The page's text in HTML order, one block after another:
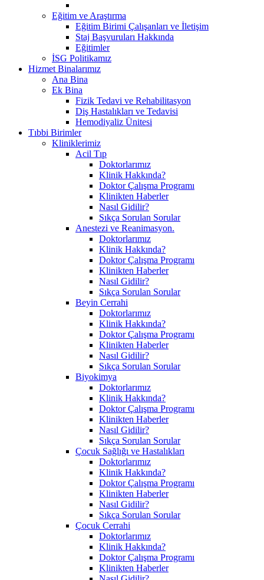
Eğitim ve Araştırma
Eğitim Birimi Çalışanları ve İletişim
Staj Başvuruları Hakkında
Eğitimler
İSG Politikamız
Hizmet Binalarımız
Ana Bina
Ek Bina
Fizik Tedavi ve Rehabilitasyon
Diş Hastalıkları ve Tedavisi
Hemodiyaliz Ünitesi
Tıbbi Birimler
Kliniklerimiz
Acil Tıp
Doktorlarımız
Klinik Hakkında?
Doktor Çalışma Programı
Klinikten Haberler
Nasıl Gidilir?
Sıkça Sorulan Sorular
Anestezi ve Reanimasyon.
Doktorlarımız
Klinik Hakkında?
Doktor Çalışma Programı
Klinikten Haberler
Nasıl Gidilir?
Sıkça Sorulan Sorular
Beyin Cerrahi
Doktorlarımız
Klinik Hakkında?
Doktor Çalışma Programı
Klinikten Haberler
Nasıl Gidilir?
Sıkça Sorulan Sorular
Biyokimya
Doktorlarımız
Klinik Hakkında?
Doktor Çalışma Programı
Klinikten Haberler
Nasıl Gidilir?
Sıkça Sorulan Sorular
Çocuk Sağlığı ve Hastalıkları
Doktorlarımız
Klinik Hakkında?
Doktor Çalışma Programı
Klinikten Haberler
Nasıl Gidilir?
Sıkça Sorulan Sorular
Çocuk Cerrahi
Doktorlarımız
Klinik Hakkında?
Doktor Çalışma Programı
Klinikten Haberler